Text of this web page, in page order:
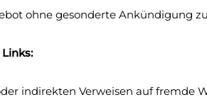
ohne gesonderte Ankündigung
indirekten Verweisen auf fremde